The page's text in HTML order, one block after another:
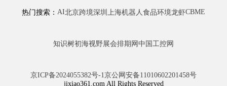
热门搜索： AI北京跨境深圳 上海机器人食品环境龙虾CBME
知识树初海视野展会排期网 中国工控网
京ICP备2024055382号-1京公网安备11010602201458号
jixiao361.com All Rights Reserved